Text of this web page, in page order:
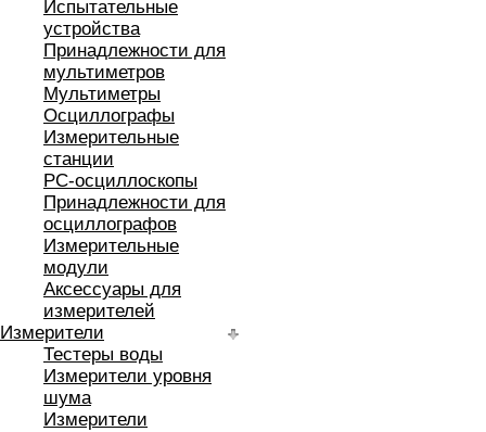
Испытательные
устройства
Принадлежности для
мультиметров
Мультиметры
Осциллографы
Измерительные
станции
РС-осциллоскопы
Принадлежности для
осциллографов
Измерительные
модули
Аксессуары для
измерителей
Измерители
Тестеры воды
Измерители уровня
шума
Измерители